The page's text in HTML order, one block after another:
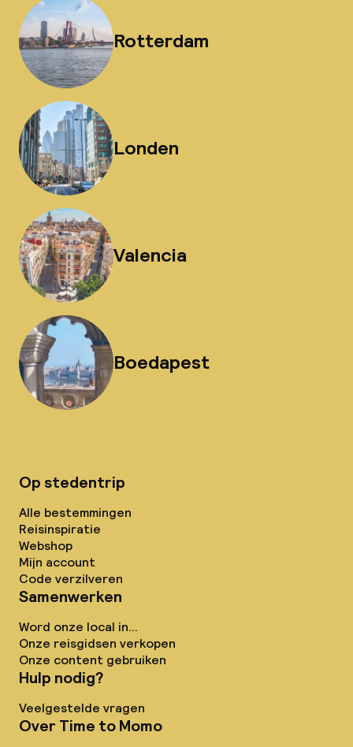
Rotterdam
Londen
Valencia
Boedapest
Op stedentrip
Alle bestemmingen
Reisinspiratie
Webshop
Mijn account
Code verzilveren
Samenwerken
Word onze local in...
Onze reisgidsen verkopen
Onze content gebruiken
Hulp nodig?
Veelgestelde vragen
Over Time to Momo